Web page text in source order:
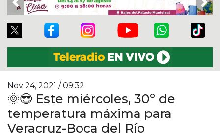
Previous
Nov 24, 2021 / 09:32
🌞😎 Este miércoles, 30º de
temperatura máxima para
Veracruz-Boca del Río